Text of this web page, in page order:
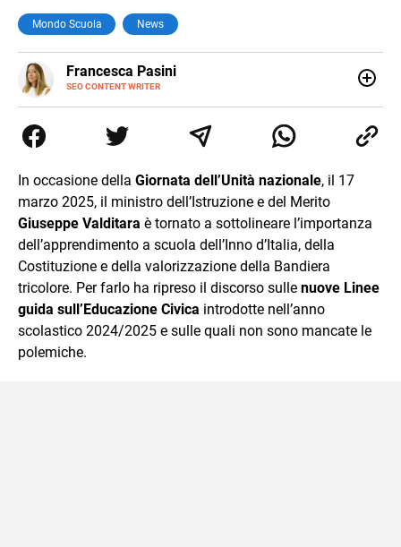
Mondo Scuola News
Francesca Pasini
SEO CONTENT WRITER
E-
MAIL
le diverse sfumature dell'informazione e quelle storie di
vita che parlano di luoghi, viaggi unici, cultura e lifestyle,
In occasione della Giornata dell’Unità nazionale, il 17
marzo 2025, il ministro dell’Istruzione e del Merito
Giuseppe Valditara è tornato a sottolineare l’importanza
dell’apprendimento a scuola dell’Inno d’Italia, della
Costituzione e della valorizzazione della Bandiera
tricolore. Per farlo ha ripreso il discorso sulle nuove Linee
guida sull’Educazione Civica introdotte nell’anno
scolastico 2024/2025 e sulle quali non sono mancate le
polemiche.